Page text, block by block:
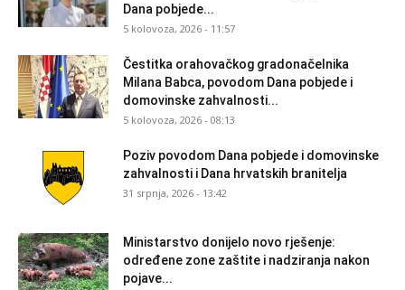
Dana pobjede...
5 kolovoza, 2026 - 11:57
Čestitka orahovačkog gradonačelnika
Milana Babca, povodom Dana pobjede i
domovinske zahvalnosti...
5 kolovoza, 2026 - 08:13
Poziv povodom Dana pobjede i domovinske
zahvalnosti i Dana hrvatskih branitelja
31 srpnja, 2026 - 13:42
Ministarstvo donijelo novo rješenje:
određene zone zaštite i nadziranja nakon
pojave...